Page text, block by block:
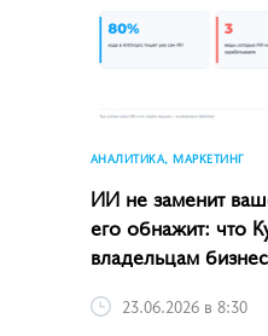
АНАЛИТИКА, МАРКЕТИНГ
ИИ не заменит
его обнажит: что
владельцам
23.06.2026 в 8:30